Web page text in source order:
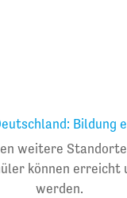
Bildung
weitere
können erreicht
werden.